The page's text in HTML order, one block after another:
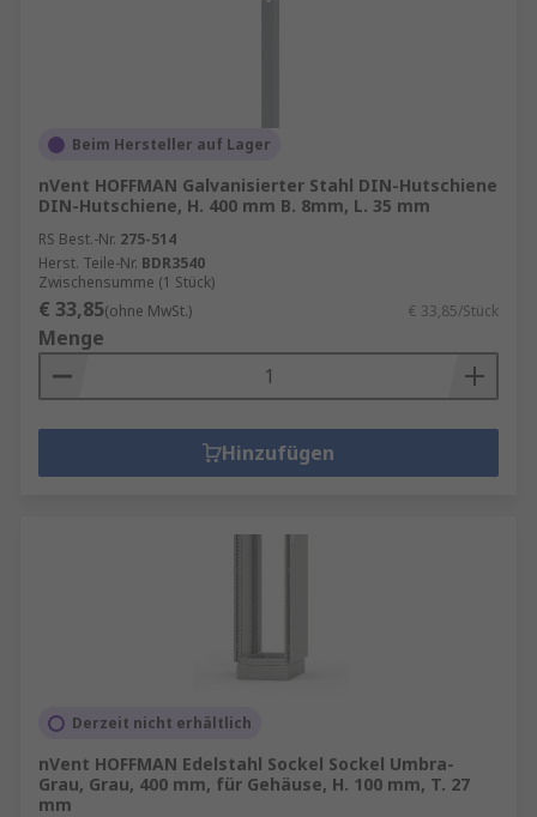
Beim Hersteller auf Lager
nVent HOFFMAN Galvanisierter Stahl DIN-Hutschiene
DIN-Hutschiene, H. 400 mm B. 8mm, L. 35 mm
RS Best.-Nr. 275-514
Herst. Teile-Nr. BDR3540
Zwischensumme (1 Stück)
€ 33,85(ohne MwSt.) € 33,85/Stück
Menge
Hinzufügen
Derzeit nicht erhältlich
nVent HOFFMAN Edelstahl Sockel Sockel Umbra-
Grau, Grau, 400 mm, für Gehäuse, H. 100 mm, T. 27
mm